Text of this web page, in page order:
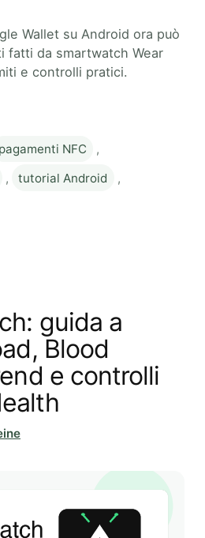
Wallet su Android ora può
fatti da smartwatch Wear
e controlli pratici.
pagamenti NFC
,
, tutorial Android
,
guida a
Blood
e controlli